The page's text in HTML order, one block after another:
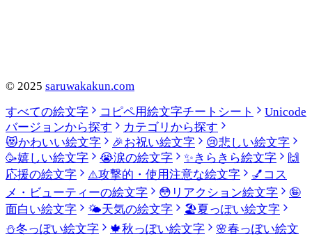
© 2025 saruwakakun.com
すべての絵文字
コピペ用絵文字チートシート
Unicode
バージョンから探す
カテゴリから探す
😻かわいい絵文字 🎉お祝い絵文字 😢悲しい絵文字
🥳嬉しい絵文字 😭涙の絵文字 ✨きらきら絵文字
🙌
応援の絵文字
⚠️攻撃的・使用注意な絵文字 💅 コス
メ・ビューティーの絵文字
😳 リアクション絵文字
🤪
面白い絵文字
🌤️天気の絵文字 🏖️夏っぽい絵文字
⛄冬っぽい絵文字 🍁秋っぽい絵文字 🌸春っぽい絵文